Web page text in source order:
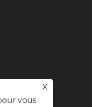
X
vous